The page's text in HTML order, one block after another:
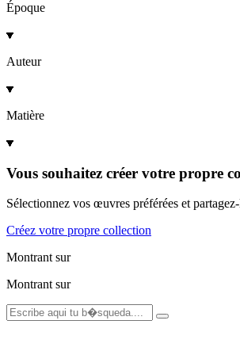
Époque
Auteur
Matière
Vous souhaitez créer votre propre
Sélectionnez vos œuvres préférées et
Créez votre propre collection
Montrantsur
Montrantsur